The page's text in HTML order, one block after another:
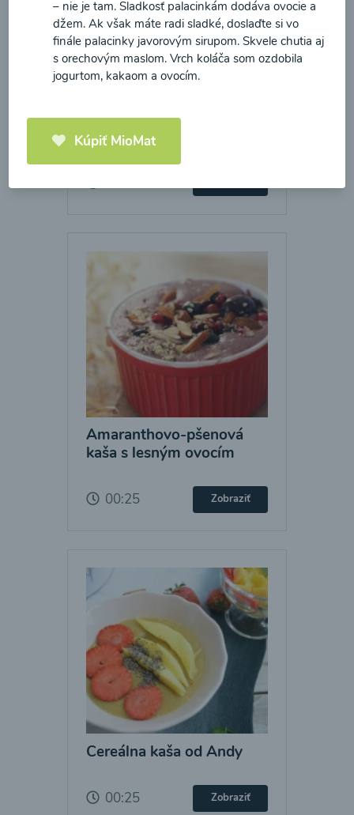
Amaranthovo-kokosová
kaša
Amaranthovo-pšenová
kaša s lesným ovocím
00:25 Zobraziť
Cereálna kaša od Andy
00:25 Zobraziť
– nie je tam. Sladkosť palacinkám dodáva ovocie a
džem. Ak však máte radi sladké, doslaďte si vo
finále palacinky javorovým sirupom. Skvele chutia aj
s orechovým maslom. Vrch koláča som ozdobila
jogurtom, kakaom a ovocím.
Kúpiť MioMat